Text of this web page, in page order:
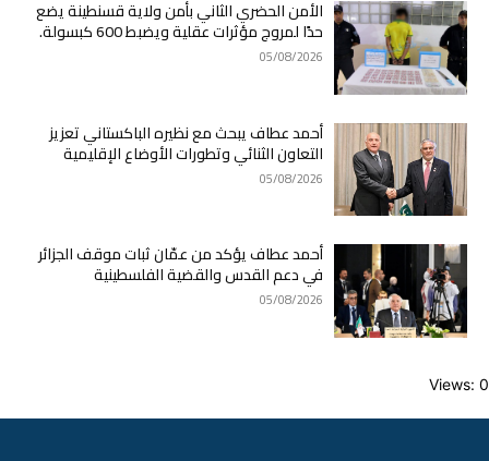
الأمن الحضري الثاني بأمن ولاية قسنطينة يضع
حدًا لمروج مؤثرات عقلية ويضبط 600 كبسولة.
05/08/2026
أحمد عطاف يبحث مع نظيره الباكستاني تعزيز
التعاون الثنائي وتطورات الأوضاع الإقليمية
05/08/2026
أحمد عطاف يؤكد من عمّان ثبات موقف الجزائر
في دعم القدس والقضية الفلسطينية
05/08/2026
Views: 0